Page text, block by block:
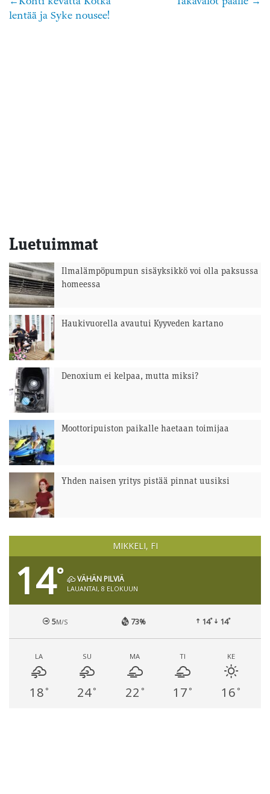
Artikkelien
lentää ja Syke nousee!
Luetuimmat
Ilmalämpöpumpun sisäyksikkö voi olla paksussa
homeessa
Haukivuorella avautui Kyyveden kartano
Denoxium ei kelpaa, mutta miksi?
Moottoripuiston paikalle haetaan toimijaa
Yhden naisen yritys pistää pinnat uusiksi
MIKKELI, FI
14° VÄHÄN PILVIÄ
LAUANTAI, 8 ELOKUUN
5M/S 73% 14° 14°
LA
18 °
SU
24°
MA
22 °
TI
17 °
KE
16 °